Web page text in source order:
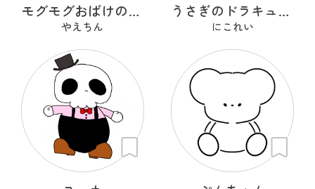
モグモグおばけのプラン・プー
やえちん
うさぎのドラキュラ「ドラぴょん」
にこれい